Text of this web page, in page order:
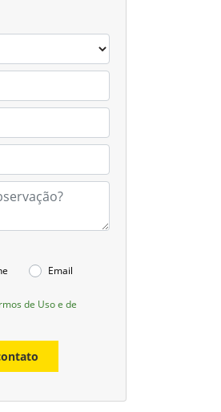
Email
de Uso e de